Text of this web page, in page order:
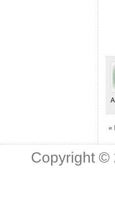
«
Copyright ©